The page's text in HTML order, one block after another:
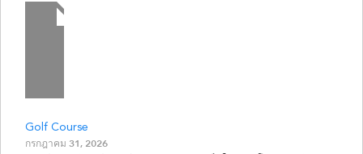
Golf Course
กรกฎาคม 31, 2026